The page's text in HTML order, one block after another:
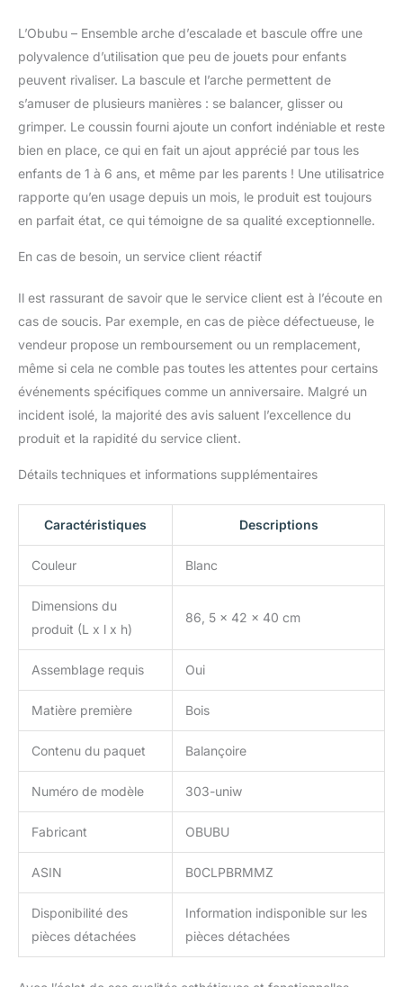
l'équilibre et le
des enfants
CONÇU
POUR LES ENFANTS :
Les couleurs vives de la
structure d'escalade
des couleurs et les
incitent à vivre des
aventures entre amis.
Des coussins moelleux
chaise à bascule
unique avec crochets
créer leur propre aire de
jeu ! Les courbes
allongées de la base
empêchent le
cas de jeu intense ; les
poignées pratiques
sécurité de l'escalade.
alternative aux
RANGER : Le portique
plier et à ranger grâce à
dessus. Un adulte peut
l'installer en 40 à 60
minutes. (Remarque : ne
serrez pas les vis. Ne les
l'installation terminée.)
offrir à votre enfant une
rangement et de l'espace
MERVEILLEUX ET JOLI :
Notre portique
d'escalade est le cadeau
idéal pour un
anniversaire, Noël, la
L’Obubu – Ensemble arche d’escalade et bascule offre une
polyvalence d’utilisation que peu de jouets pour enfants
peuvent rivaliser. La bascule et l’arche permettent de
s’amuser de plusieurs manières : se balancer, glisser ou
grimper. Le coussin fourni ajoute un confort indéniable et reste
bien en place, ce qui en fait un ajout apprécié par tous les
enfants de 1 à 6 ans, et même par les parents ! Une utilisatrice
rapporte qu’en usage depuis un mois, le produit est toujours
en parfait état, ce qui témoigne de sa qualité exceptionnelle.
En cas de besoin, un service client réactif
Il est rassurant de savoir que le service client est à l’écoute en
cas de soucis. Par exemple, en cas de pièce défectueuse, le
vendeur propose un remboursement ou un remplacement,
même si cela ne comble pas toutes les attentes pour certains
événements spécifiques comme un anniversaire. Malgré un
incident isolé, la majorité des avis saluent l’excellence du
produit et la rapidité du service client.
Détails techniques et informations supplémentaires
Caractéristiques Descriptions
Couleur Blanc
Dimensions du
produit (L x l x h)
86, 5 x 42 x 40 cm
Assemblage requis Oui
Matière première Bois
Contenu du paquet Balançoire
Numéro de modèle 303-uniw
Fabricant OBUBU
ASIN B0CLPBRMMZ
Disponibilité des
pièces détachées
Information indisponible sur les
pièces détachées